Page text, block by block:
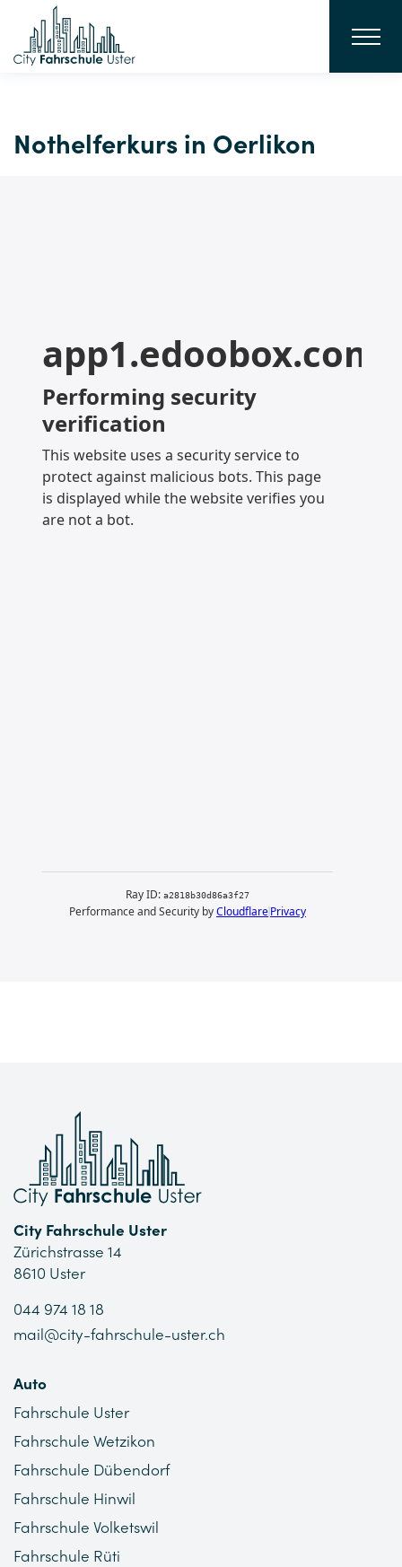
Nothelferkurs in Oerlikon
City Fahrschule Uster
Zürichstrasse 14
8610 Uster
044 974 18 18
mail@city-fahrschule-uster.ch
Auto
Fahrschule Uster
Fahrschule Wetzikon
Fahrschule Dübendorf
Fahrschule Hinwil
Fahrschule Volketswil
Fahrschule Rüti